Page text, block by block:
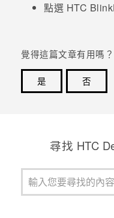
焦點訊息
企業採購
銷售門市
登入
點選 HTC
覺得這篇文章有用嗎？
是
否
尋找 HTC